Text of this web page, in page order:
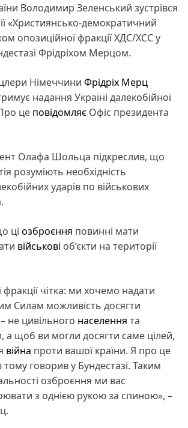
Володимир Зеленський зустрівся
«Християнсько-демократичний
опозиційної фракції ХДС/ХСС у
Фрідріхом Мерцом.
Німеччини Фрідріх Мерц
надання Україні далекобійної
це повідомляє Офіс президента
Олафа Шольца підкреслив, що
розуміють необхідність
ударів по військових
ці озброєння повинні мати
військові об’єкти на території
чітка: ми хочемо надати
Силам можливість досягти
не цивільного населення та
а щоб ви могли досягти саме цілей,
війна проти вашої країни. Я про це
тому говорив у Бундестазі. Таким
озброєння ми вас
з однією рукою за спиною», –